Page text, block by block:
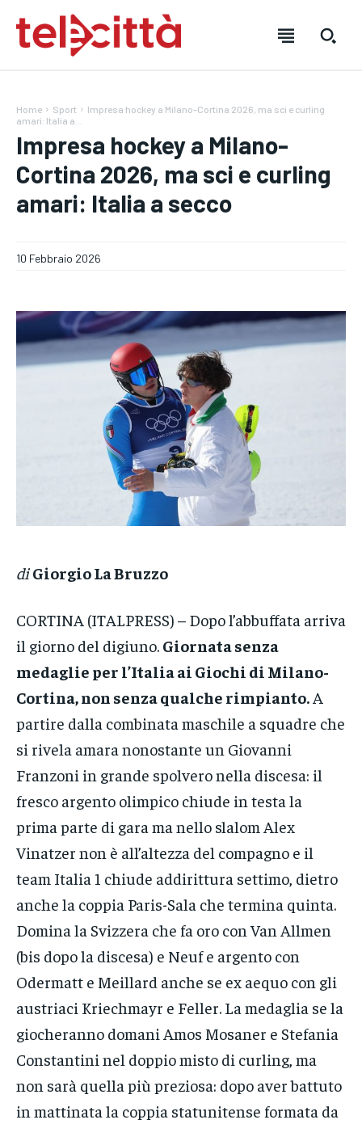
HOME
NOTIZIE
CRONACA
POLITICA
ECONOMIA
CONTATTI
HOME
NOTIZIE
CRONACA
CONTATTI
HOME
NOTIZIE
CRONACA
CONTATTI
Home Sport
Impresa hockey a Milano-Cortina 2026, ma sci e curling
amari: Italia a...
Impresa hockey a Milano-
Cortina 2026, ma sci e curling
amari: Italia a secco
10 Febbraio 2026
di Giorgio La Bruzzo
CORTINA (ITALPRESS) – Dopo l’abbuffata arriva
il giorno del digiuno. Giornata senza
medaglie per l’Italia ai Giochi di Milano-
Cortina, non senza qualche rimpianto. A
partire dalla combinata maschile a squadre che
si rivela amara nonostante un Giovanni
Franzoni in grande spolvero nella discesa: il
fresco argento olimpico chiude in testa la
prima parte di gara ma nello slalom Alex
Vinatzer non è all’altezza del compagno e il
team Italia 1 chiude addirittura settimo, dietro
anche la coppia Paris-Sala che termina quinta.
Domina la Svizzera che fa oro con Van Allmen
(bis dopo la discesa) e Neuf e argento con
Odermatt e Meillard anche se ex aequo con gli
austriaci Kriechmayr e Feller. La medaglia se la
giocheranno domani Amos Mosaner e Stefania
Constantini nel doppio misto di curling, ma
non sarà quella più preziosa: dopo aver battuto
in mattinata la coppia statunitense formata da